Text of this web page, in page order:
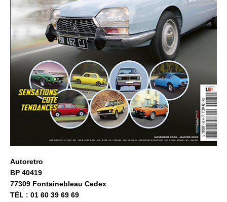
Autoretro
BP 40419
77309 Fontainebleau Cedex
TÉL : 01 60 39 69 69